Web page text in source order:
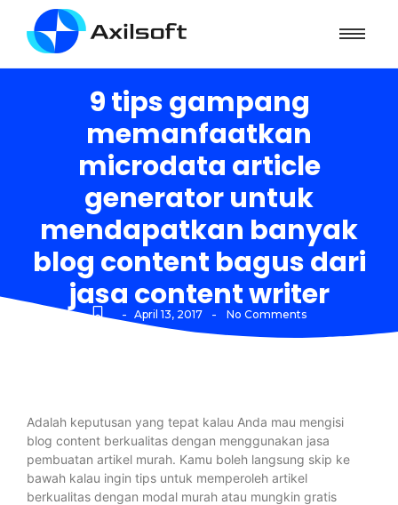
9 tips gampang
memanfaatkan
microdata article
generator untuk
mendapatkan banyak
blog content bagus dari
jasa content writer
- April 13, 2017 - No Comments
Adalah keputusan yang tepat kalau Anda mau mengisi
blog content berkualitas dengan menggunakan jasa
pembuatan artikel murah. Kamu boleh langsung skip ke
bawah kalau ingin tips untuk memperoleh artikel
berkualitas dengan modal murah atau mungkin gratis